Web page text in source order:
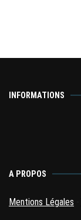
INFORMATIONS
A PROPOS
Mentions Légales